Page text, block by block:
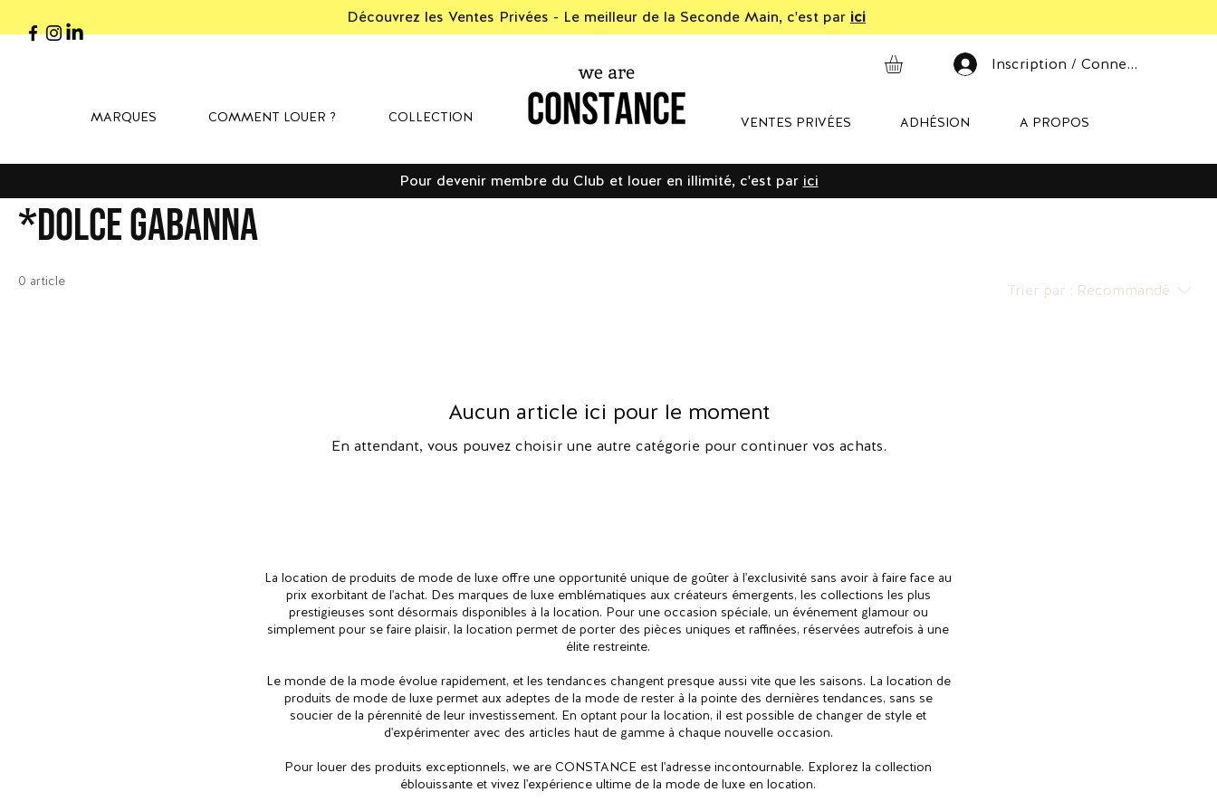
Découvrez les Ventes Privées - Le meilleur de la Seconde Main, c'est par ici
MARQUES COMMENT LOUER ? COLLECTION
Inscription / Connexion
VENTES PRIVÉES ADHÉSION A PROPOS
Pour devenir membre du Club et louer en illimité, c'est par ici
*Dolce Gabanna
0 article Trier par : Recommandé
Aucun article ici pour le moment
En attendant, vous pouvez choisir une autre catégorie pour continuer vos achats.
La location de produits de mode de luxe offre une opportunité unique de goûter à l'exclusivité sans avoir à faire face au
prix exorbitant de l'achat. Des marques de luxe emblématiques aux créateurs émergents, les collections les plus
prestigieuses sont désormais disponibles à la location. Pour une occasion spéciale, un événement glamour ou
simplement pour se faire plaisir, la location permet de porter des pièces uniques et raffinées, réservées autrefois à une
élite restreinte.
Le monde de la mode évolue rapidement, et les tendances changent presque aussi vite que les saisons. La location de
produits de mode de luxe permet aux adeptes de la mode de rester à la pointe des dernières tendances, sans se
soucier de la pérennité de leur investissement. En optant pour la location, il est possible de changer de style et
d'expérimenter avec des articles haut de gamme à chaque nouvelle occasion.
Pour louer des produits exceptionnels, we are CONSTANCE est l'adresse incontournable. Explorez la collection
éblouissante et vivez l'expérience ultime de la mode de luxe en location.